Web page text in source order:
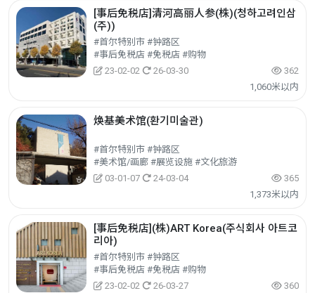
[事后免税店]清河高丽人参(株)(청하고려인삼
(주))
#首尔特别市 #钟路区
#事后免税店 #免税店 #购物
23-02-02
26-03-30
362
1,060米以内
焕基美术馆(환기미술관)
#首尔特别市 #钟路区
#美术馆/画廊 #展览设施 #文化旅游
03-01-07
24-03-04
365
1,373米以内
[事后免税店](株)ART Korea(주식회사 아트코
리아)
#首尔特别市 #钟路区
#事后免税店 #免税店 #购物
23-02-02
26-03-27 360